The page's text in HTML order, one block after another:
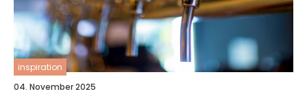
inspiration
04. November 2025